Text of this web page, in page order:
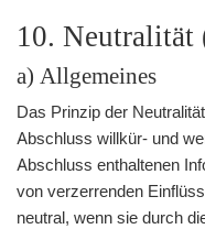
II. Grundsätze
10.
10.
a) Allgemeines
Das Prinzip der
Abschluss willkür- und
Abschluss enthaltenen
von verzerrenden
neutral, wenn sie durch